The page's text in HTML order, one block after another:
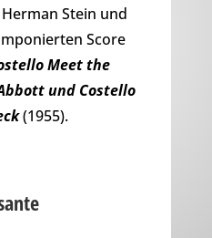
Stein und
Score
Meet the
und Costello
(1955).